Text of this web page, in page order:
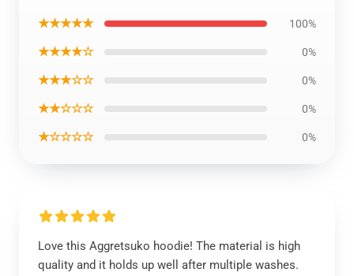
★★★★★ 100%
★★★★☆ 0%
★★★☆☆ 0%
★★☆☆☆ 0%
★☆☆☆☆ 0%
Love this Aggretsuko hoodie! The material is high
quality and it holds up well after multiple washes.